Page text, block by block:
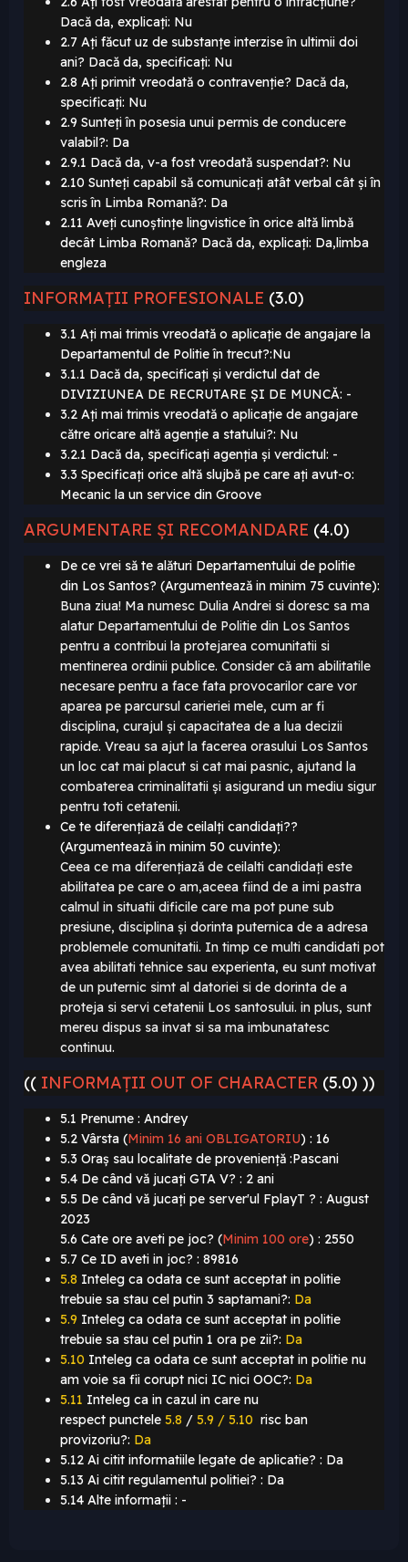
Dacă da, explicați: Nu
2.7 Ați făcut uz de substanțe interzise în ultimii doi
ani? Dacă da, specificați: Nu
2.8 Ați primit vreodată o contravenție? Dacă da,
specificați: Nu
2.9 Sunteți în posesia unui permis de conducere
valabil?: Da
2.9.1 Dacă da, v-a fost vreodată suspendat?: Nu
2.10 Sunteți capabil să comunicați atât verbal cât și în
scris în Limba Romană?: Da
2.11 Aveți cunoștințe lingvistice în orice altă limbă
decât Limba Romană? Dacă da, explicați: Da,limba
engleza
INFORMAȚII PROFESIONALE (3.0)
3.1 Ați mai trimis vreodată o aplicație de angajare la
Departamentul de Politie în trecut?:Nu
3.1.1 Dacă da, specificați și verdictul dat de
DIVIZIUNEA DE RECRUTARE ȘI DE MUNCĂ: -
3.2 Ați mai trimis vreodată o aplicație de angajare
către oricare altă agenție a statului?: Nu
3.2.1 Dacă da, specificați agenția și verdictul: -
3.3 Specificați orice altă slujbă pe care ați avut-o:
Mecanic la un service din Groove
ARGUMENTARE ȘI RECOMANDARE (4.0)
De ce vrei să te alături Departamentului de politie
din Los Santos? (Argumentează in minim 75 cuvinte):
Buna ziua! Ma numesc Dulia Andrei si doresc sa ma
alatur Departamentului de Politie din Los Santos
pentru a contribui la protejarea comunitatii si
mentinerea ordinii publice. Consider că am abilitatile
necesare pentru a face fata provocarilor care vor
aparea pe parcursul carieriei mele, cum ar fi
disciplina, curajul și capacitatea de a lua decizii
rapide. Vreau sa ajut la facerea orasului Los Santos
un loc cat mai placut si cat mai pasnic, ajutand la
combaterea criminalitatii și asigurand un mediu sigur
pentru toti cetatenii.
Ce te diferențiază de ceilalți candidați??
(Argumentează in minim 50 cuvinte):
Ceea ce ma diferențiază de ceilalti candidați este
abilitatea pe care o am,aceea fiind de a imi pastra
calmul in situatii dificile care ma pot pune sub
presiune, disciplina și dorinta puternica de a adresa
problemele comunitatii. In timp ce multi candidati pot
avea abilitati tehnice sau experienta, eu sunt motivat
de un puternic simt al datoriei si de dorinta de a
proteja si servi cetatenii Los santosului. in plus, sunt
mereu dispus sa invat si sa ma imbunatatesc
continuu.
(( INFORMAȚII OUT OF CHARACTER (5.0) ))
5.1 Prenume : Andrey
5.2 Vârsta (Minim 16 ani OBLIGATORIU) : 16
5.3 Oraș sau localitate de proveniență :Pascani
5.4 De când vă jucați GTA V? : 2 ani
5.5 De când vă jucați pe server'ul FplayT ? : August
2023
5.6 Cate ore aveti pe joc? (Minim 100 ore) : 2550
5.7 Ce ID aveti in joc? : 89816
5.8 Inteleg ca odata ce sunt acceptat in politie
trebuie sa stau cel putin 3 saptamani?: Da
5.9 Inteleg ca odata ce sunt acceptat in politie
trebuie sa stau cel putin 1 ora pe zii?: Da
5.10 Inteleg ca odata ce sunt acceptat in politie nu
am voie sa fii corupt nici IC nici OOC?: Da
5.11 Inteleg ca in cazul in care nu
respect punctele 5.8 / 5.9 / 5.10 risc ban
provizoriu?: Da
5.12 Ai citit informatiile legate de aplicatie? : Da
5.13 Ai citit regulamentul politiei? : Da
5.14 Alte informații : -